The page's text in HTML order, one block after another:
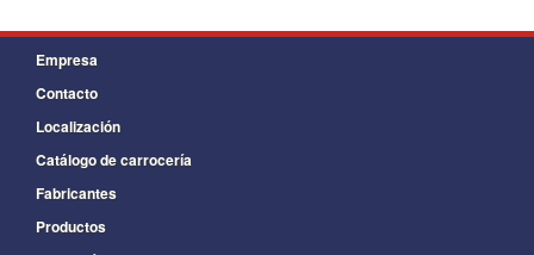
Empresa
Contacto
Localización
Catálogo de carrocería
Fabricantes
Productos